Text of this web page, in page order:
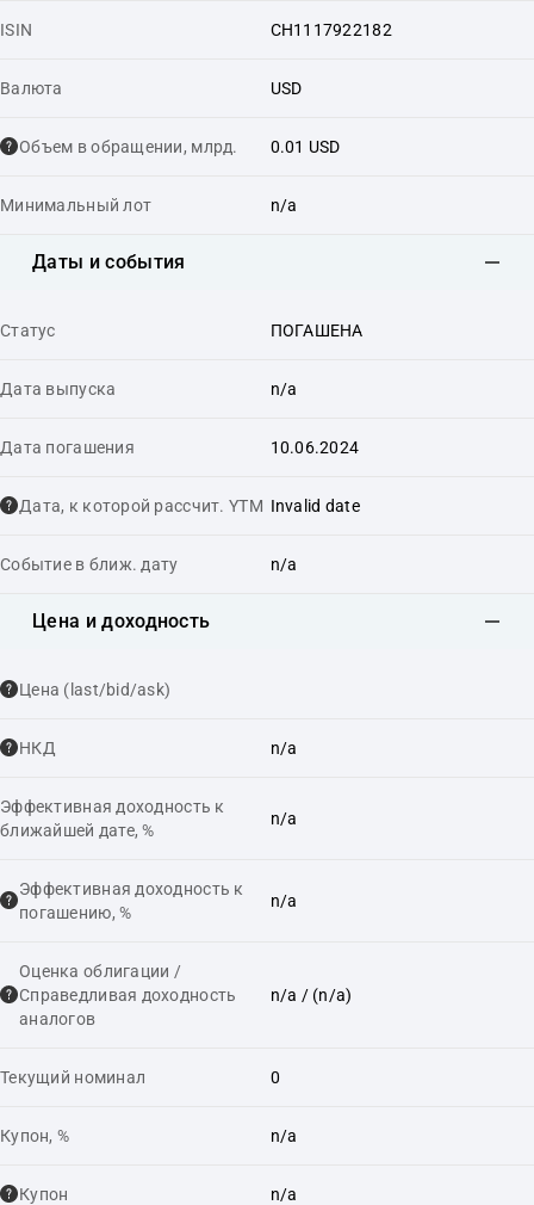
ISIN CH1117922182
Валюта USD
Объем в обращении, млрд. 0.01 USD
Минимальный лот n/a
Даты и события
Статус ПОГАШЕНА
Дата выпуска n/a
Дата погашения 10.06.2024
Дата, к которой рассчит. YTM Invalid date
Событие в ближ. дату n/a
Цена и доходность
Цена (last/bid/ask)
НКД n/a
Эффективная доходность к
ближайшей дате, %
n/a
Эффективная доходность к
погашению, %
n/a
Оценка облигации /
Справедливая доходность
аналогов
n/a / (n/a)
Текущий номинал 0
Купон, % n/a
Купон n/a